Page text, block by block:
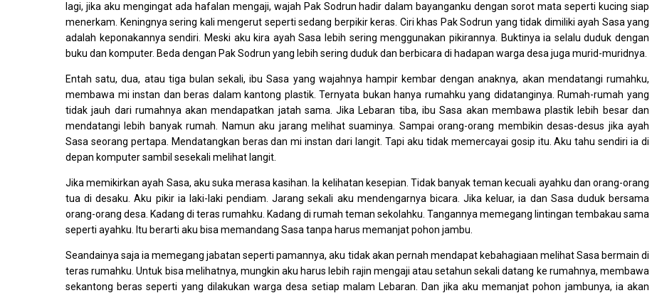
lagi, jika aku mengingat ada hafalan mengaji, wajah Pak Sodrun hadir dalam bayanganku dengan sorot mata seperti kucing siap
menerkam. Keningnya sering kali mengerut seperti sedang berpikir keras. Ciri khas Pak Sodrun yang tidak dimiliki ayah Sasa yang
adalah keponakannya sendiri. Meski aku kira ayah Sasa lebih sering menggunakan pikirannya. Buktinya ia selalu duduk dengan
buku dan komputer. Beda dengan Pak Sodrun yang lebih sering duduk dan berbicara di hadapan warga desa juga murid-muridnya.
Entah satu, dua, atau tiga bulan sekali, ibu Sasa yang wajahnya hampir kembar dengan anaknya, akan mendatangi rumahku,
membawa mi instan dan beras dalam kantong plastik. Ternyata bukan hanya rumahku yang didatanginya. Rumah-rumah yang
tidak jauh dari rumahnya akan mendapatkan jatah sama. Jika Lebaran tiba, ibu Sasa akan membawa plastik lebih besar dan
mendatangi lebih banyak rumah. Namun aku jarang melihat suaminya. Sampai orang-orang membikin desas-desus jika ayah
Sasa seorang pertapa. Mendatangkan beras dan mi instan dari langit. Tapi aku tidak memercayai gosip itu. Aku tahu sendiri ia di
depan komputer sambil sesekali melihat langit.
Jika memikirkan ayah Sasa, aku suka merasa kasihan. Ia kelihatan kesepian. Tidak banyak teman kecuali ayahku dan orang-orang
tua di desaku. Aku pikir ia laki-laki pendiam. Jarang sekali aku mendengarnya bicara. Jika keluar, ia dan Sasa duduk bersama
orang-orang desa. Kadang di teras rumahku. Kadang di rumah teman sekolahku. Tangannya memegang lintingan tembakau sama
seperti ayahku. Itu berarti aku bisa memandang Sasa tanpa harus memanjat pohon jambu.
Seandainya saja ia memegang jabatan seperti pamannya, aku tidak akan pernah mendapat kebahagiaan melihat Sasa bermain di
teras rumahku. Untuk bisa melihatnya, mungkin aku harus lebih rajin mengaji atau setahun sekali datang ke rumahnya, membawa
sekantong beras seperti yang dilakukan warga desa setiap malam Lebaran. Dan jika aku memanjat pohon jambunya, ia akan